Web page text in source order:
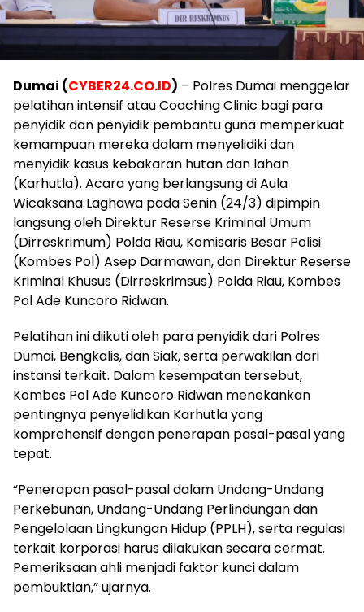
Dumai (CYBER24.CO.ID) – Polres Dumai menggelar
pelatihan intensif atau Coaching Clinic bagi para
penyidik dan penyidik pembantu guna memperkuat
kemampuan mereka dalam menyelidiki dan
menyidik kasus kebakaran hutan dan lahan
(Karhutla). Acara yang berlangsung di Aula
Wicaksana Laghawa pada Senin (24/3) dipimpin
langsung oleh Direktur Reserse Kriminal Umum
(Dirreskrimum) Polda Riau, Komisaris Besar Polisi
(Kombes Pol) Asep Darmawan, dan Direktur Reserse
Kriminal Khusus (Dirreskrimsus) Polda Riau, Kombes
Pol Ade Kuncoro Ridwan.
Pelatihan ini diikuti oleh para penyidik dari Polres
Dumai, Bengkalis, dan Siak, serta perwakilan dari
instansi terkait. Dalam kesempatan tersebut,
Kombes Pol Ade Kuncoro Ridwan menekankan
pentingnya penyelidikan Karhutla yang
komprehensif dengan penerapan pasal-pasal yang
tepat.
“Penerapan pasal-pasal dalam Undang-Undang
Perkebunan, Undang-Undang Perlindungan dan
Pengelolaan Lingkungan Hidup (PPLH), serta regulasi
terkait korporasi harus dilakukan secara cermat.
Pemeriksaan ahli menjadi faktor kunci dalam
pembuktian,” ujarnya.